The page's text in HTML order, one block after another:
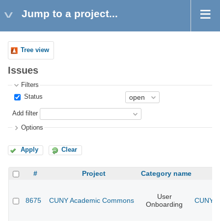
Jump to a project...
Tree view
Issues
Filters
Status
Add filter
Options
Apply Clear
# Project Category name
8675 CUNY Academic Commons
User
Onboarding
CUNY